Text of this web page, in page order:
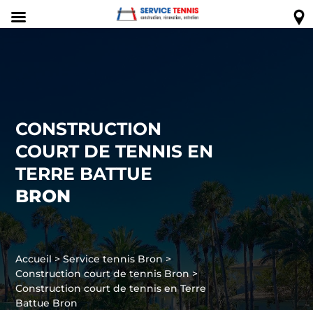
CONSTRUCTION
COURT DE TENNIS EN
TERRE BATTUE
BRON
Accueil > Service tennis Bron >
Construction court de tennis Bron >
Construction court de tennis en Terre
Battue Bron